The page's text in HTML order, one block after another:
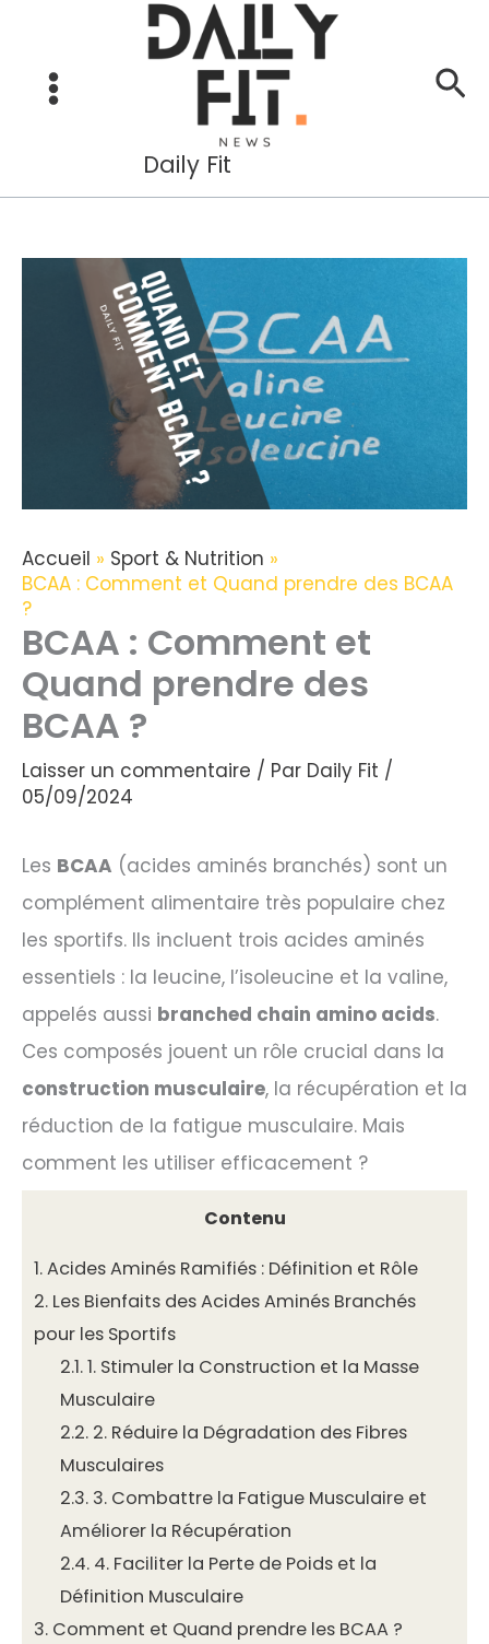
contenu
Daily Fit
Accueil
Sport & Nutrition
BCAA : Comment et Quand prendre des BCAA
?
BCAA : Comment et
Quand prendre des
BCAA ?
Laisser un commentaire / Par Daily Fit /
05/09/2024
Les BCAA (acides aminés branchés) sont un
complément alimentaire très populaire chez
les sportifs. Ils incluent trois acides aminés
essentiels : la leucine, l’isoleucine et la valine,
appelés aussi branched chain amino acids.
Ces composés jouent un rôle crucial dans la
construction musculaire, la récupération et la
réduction de la fatigue musculaire. Mais
comment les utiliser efficacement ?
Contenu
1.Acides Aminés Ramifiés : Définition et Rôle
2. Les Bienfaits des Acides Aminés Branchés
pour les Sportifs
2.1.1. Stimuler la Construction et la Masse
Musculaire
2.2. 2. Réduire la Dégradation des Fibres
Musculaires
2.3. 3. Combattre la Fatigue Musculaire et
Améliorer la Récupération
2.4. 4. Faciliter la Perte de Poids et la
Définition Musculaire
3. Comment et Quand prendre les BCAA ?